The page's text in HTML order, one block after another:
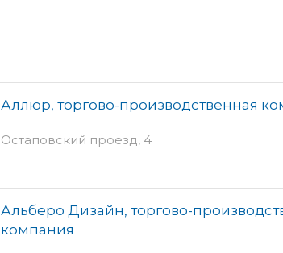
Аллюр, торгово-производственная
Остаповский проезд, 4
Альберо Дизайн, торгово-
компания